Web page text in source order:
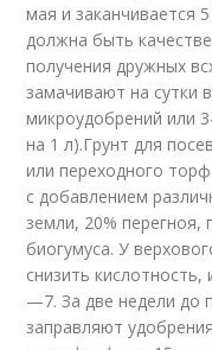
мая и заканчивается
должна быть
получения дружных
замачивают на сутки
микроудобрений или
на 1 л).Грунт для
или переходного
с добавлением
земли, 20% перегноя,
биогумуса. У
снизить
—7. За две недели до
заправляют